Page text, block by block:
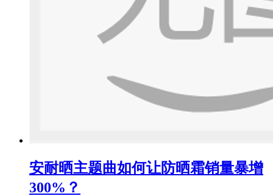
安耐晒主题曲如何让防晒霜销量暴增
300%？